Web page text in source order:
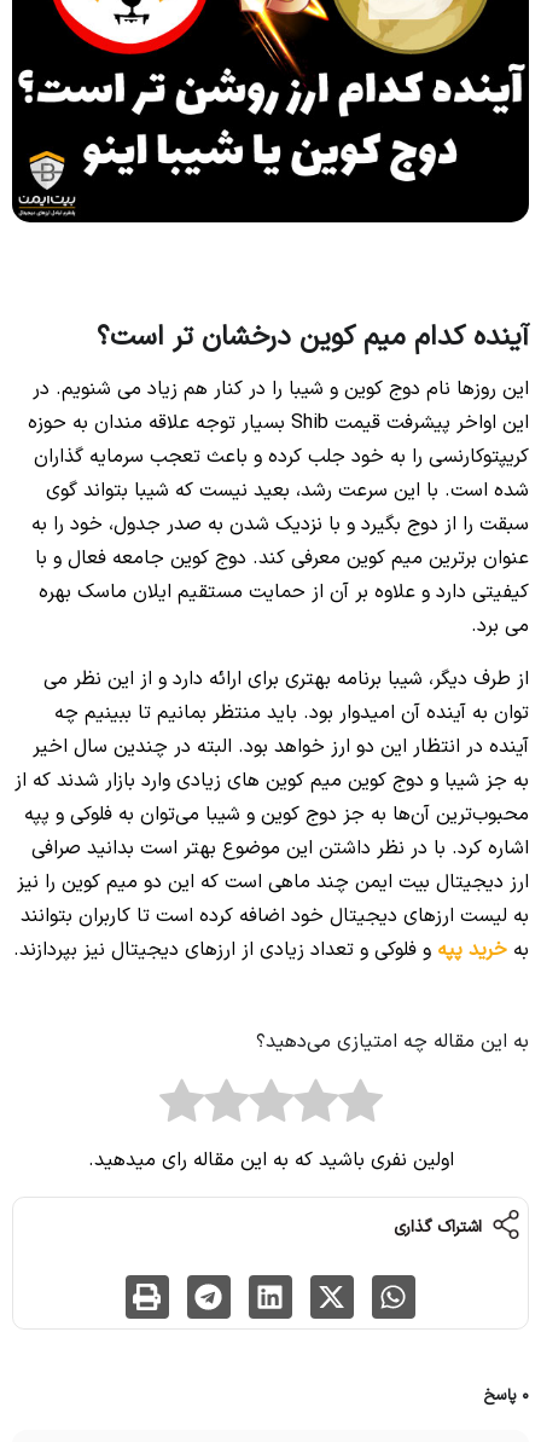
آینده کدام میم کوین درخشان تر است؟
این روزها نام دوج کوین و شیبا را در کنار هم زیاد می شنویم. در
این اواخر پیشرفت قیمت Shib بسیار توجه علاقه مندان به حوزه
کریپتوکارنسی را به خود جلب کرده و باعث تعجب سرمایه گذاران
شده است. با این سرعت رشد، بعید نیست که شیبا بتواند گوی
سبقت را از دوج بگیرد و با نزدیک شدن به صدر جدول، خود را به
عنوان برترین میم کوین معرفی کند. دوج کوین جامعه فعال و با
کیفیتی دارد و علاوه بر آن از حمایت مستقیم ایلان ماسک بهره
می برد.
از طرف دیگر، شیبا برنامه بهتری برای ارائه دارد و از این نظر می
توان به آینده آن امیدوار بود. باید منتظر بمانیم تا ببینیم چه
آینده در انتظار این دو ارز خواهد بود. البته در چندین سال اخیر
به جز شیبا و دوج کوین میم کوین های زیادی وارد بازار شدند که از
محبوب‌ترین آن‌ها به جز دوج کوین و شیبا می‌توان به فلوکی و پپه
اشاره کرد. با در نظر داشتن این موضوع بهتر است بدانید صرافی
ارز دیجیتال بیت ایمن چند ماهی است که این دو میم کوین را نیز
به لیست ارزهای دیجیتال خود اضافه کرده است تا کاربران بتوانند
به خرید پپه و فلوکی و تعداد زیادی از ارزهای دیجیتال نیز بپردازند.
به این مقاله چه امتیازی می‌دهید؟
اولین نفری باشید که به این مقاله رای میدهید.
اشتراک گذاری
0 پاسخ